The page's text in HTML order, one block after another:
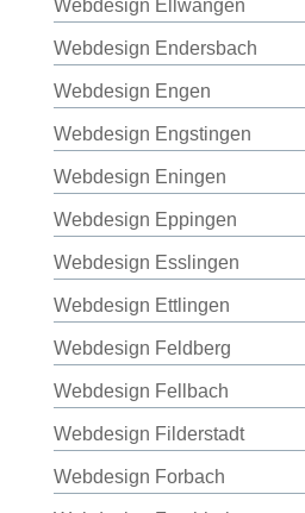
Webdesign Ellwangen
Webdesign Endersbach
Webdesign Engen
Webdesign Engstingen
Webdesign Eningen
Webdesign Eppingen
Webdesign Esslingen
Webdesign Ettlingen
Webdesign Feldberg
Webdesign Fellbach
Webdesign Filderstadt
Webdesign Forbach